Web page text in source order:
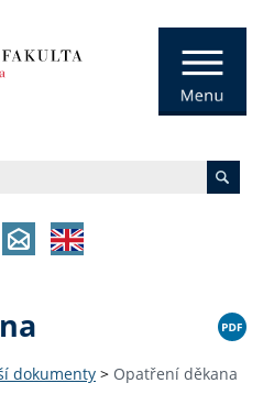
dokumenty > Opatření děkana